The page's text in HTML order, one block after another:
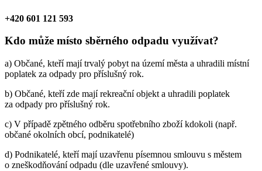
+420 601 121 593
Kdo může místo sběrného odpadu využívat?
a) Občané, kteří mají trvalý pobyt na území města a uhradili místní
poplatek za odpady pro příslušný rok.
b) Občané, kteří zde mají rekreační objekt a uhradili poplatek
za odpady pro příslušný rok.
c) V případě zpětného odběru spotřebního zboží kdokoli (např.
občané okolních obcí, podnikatelé)
d) Podnikatelé, kteří mají uzavřenu písemnou smlouvu s městem
o zneškodňování odpadu (dle uzavřené smlouvy).